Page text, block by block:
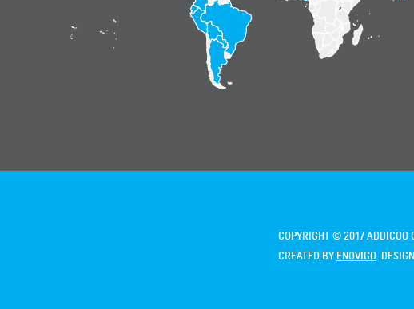
COPYRIGHT © 2017 ADDICOO
CREATED BY ENOVIGO.